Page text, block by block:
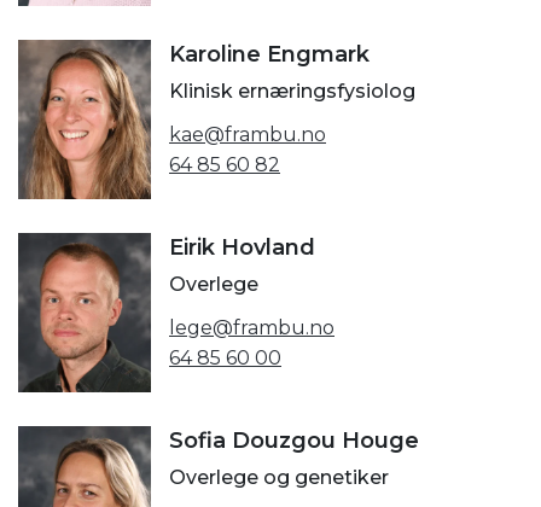
Karoline Engmark
Klinisk ernæringsfysiolog
kae@frambu.no
64 85 60 82
Eirik Hovland
Overlege
lege@frambu.no
64 85 60 00
Sofia Douzgou Houge
Overlege og genetiker